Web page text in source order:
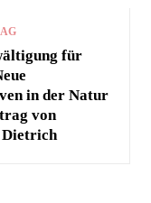
für
in der Natur
von